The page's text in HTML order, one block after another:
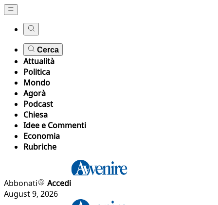
Cerca
Attualità
Politica
Mondo
Agorà
Podcast
Chiesa
Idee e Commenti
Economia
Rubriche
Abbonati
Accedi
August 9, 2026